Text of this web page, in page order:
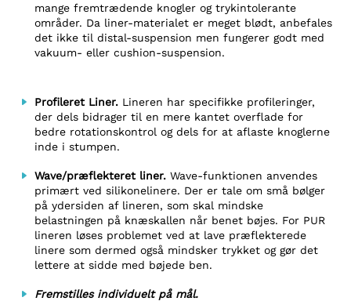
mange fremtrædende knogler og trykintolerante
områder. Da liner-materialet er meget blødt, anbefales
det ikke til distal-suspension men fungerer godt med
vakuum- eller cushion-suspension.
Profileret Liner. Lineren har specifikke profileringer,
der dels bidrager til en mere kantet overflade for
bedre rotationskontrol og dels for at aflaste knoglerne
inde i stumpen.
Wave/præflekteret liner.Wave-funktionen anvendes
primært ved silikonelinere. Der er tale om små bølger
på ydersiden af lineren, som skal mindske
belastningen på knæskallen når benet bøjes. For PUR
lineren løses problemet ved at lave præflekterede
linere som dermed også mindsker trykket og gør det
lettere at sidde med bøjede ben.
Fremstilles individuelt på mål.